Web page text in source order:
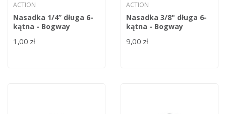
ACTION
Nasadka 1/4’’ długa 6-
kątna - Bogway
1,00 zł
ACTION
Nasadka 3/8" długa 6-
kątna - Bogway
9,00 zł